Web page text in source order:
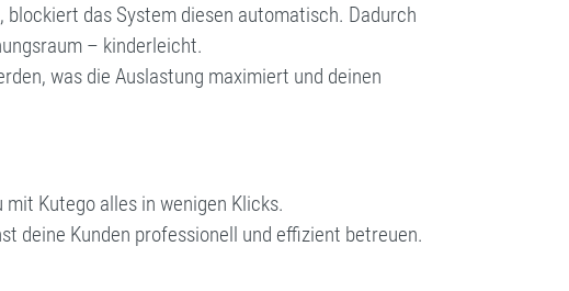
das System diesen automatisch. Dadurch
– kinderleicht.
was die Auslastung maximiert und deinen
Kutego alles in wenigen Klicks.
deine Kunden professionell und effizient betreuen.